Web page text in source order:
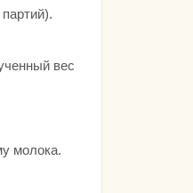
вес
молока.